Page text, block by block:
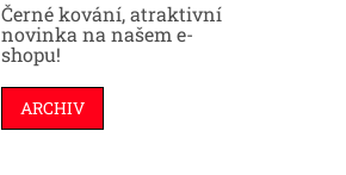
Černé kování, atraktivní
novinka na našem e-
shopu!
ARCHIV